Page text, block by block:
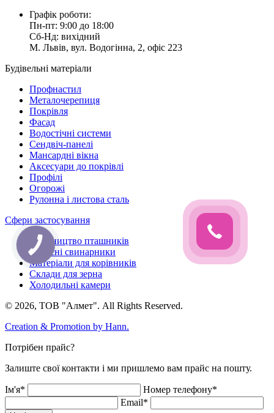
Графік роботи:
Пн-пт: 9:00 до 18:00
Сб-Нд: вихідний
М. Львів, вул. Водогінна, 2, офіс 223
Будівельні матеріали
Профнастил
Металочерепиця
Покрівля
Фасад
Водостічні системи
Сендвіч-панелі
Мансардні вікна
Аксесуари до покрівлі
Профілі
Огорожі
Рулонна і листова сталь
Сфери застосування
Будівництво пташників
Сучасні свинарники
Матеріали для корівників
Склади для зерна
Холодильні камери
© 2026, ТОВ "Алмет". All Rights Reserved.
Creation & Promotion by Hann.
Потрібен прайс?
Залиште свої контакти і ми пришлемо вам прайс на пошту.
Ім'я*
Номер телефону*
Email*